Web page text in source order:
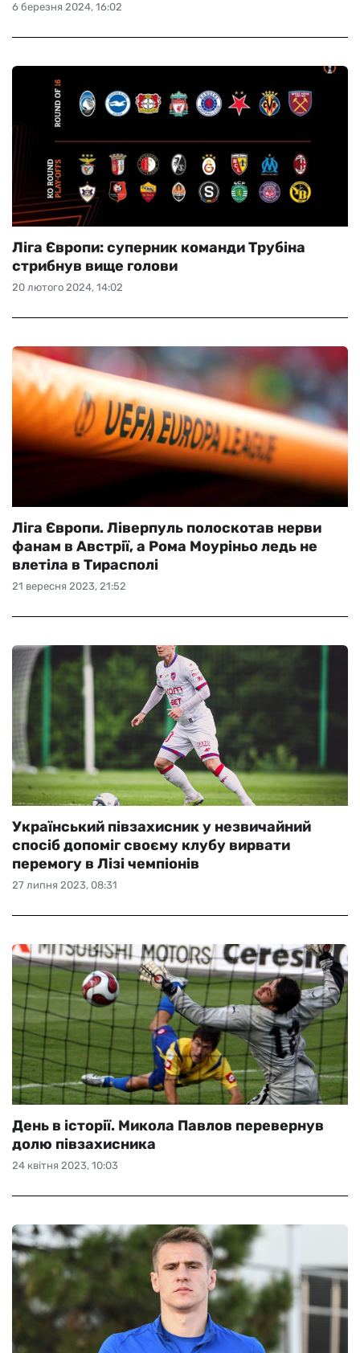
6 березня 2024, 16:02
20 лютого 2024, 14:02
Ліга Європи: суперник команди Трубіна
стрибнув вище голови
21 вересня 2023, 21:52
Ліга Європи. Ліверпуль полоскотав нерви
фанам в Австрії, а Рома Моуріньо ледь не
влетіла в Тирасполі
27 липня 2023, 08:31
Український півзахисник у незвичайний
спосіб допоміг своєму клубу вирвати
перемогу в Лізі чемпіонів
24 квітня 2023, 10:03
День в історії. Микола Павлов перевернув
долю півзахисника